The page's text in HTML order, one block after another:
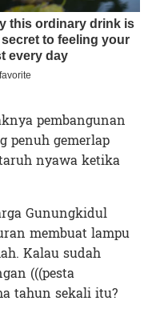
pembangunan
penuh gemerlap
nyawa ketika
Gunungkidul
membuat lampu
Kalau sudah
(((pesta
tahun sekali itu?